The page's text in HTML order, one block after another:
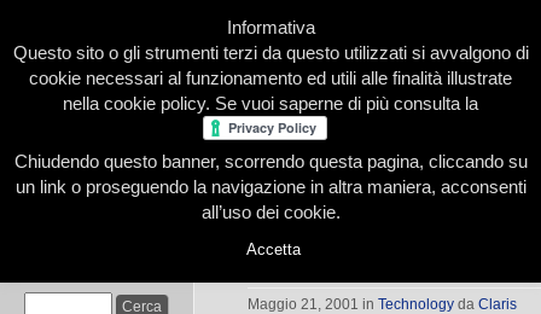
Home Presentazione Redazione Le nostre firme
In tour il bus a idrogeno
Maggio 21, 2001 in Technology da Claris
Informativa
Questo sito o gli strumenti terzi da questo utilizzati si avvalgono di
cookie necessari al funzionamento ed utili alle finalità illustrate
nella cookie policy. Se vuoi saperne di più consulta la
Chiudendo questo banner, scorrendo questa pagina, cliccando su
un link o proseguendo la navigazione in altra maniera, acconsenti
all’uso dei cookie.
Accetta